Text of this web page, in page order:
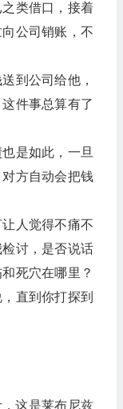
类借口，接着
公司销账，不
到公司给他，
件事总算有了
是如此，一旦
方自动会把钱
人觉得不痛不
讨，是否说话
死穴在哪里？
直到你打探到
这是莱布尼兹